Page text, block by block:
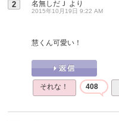
2 名無しだＪ より
2015年10月19日 9:22 AM
慧くん可愛い！
それな！ 408